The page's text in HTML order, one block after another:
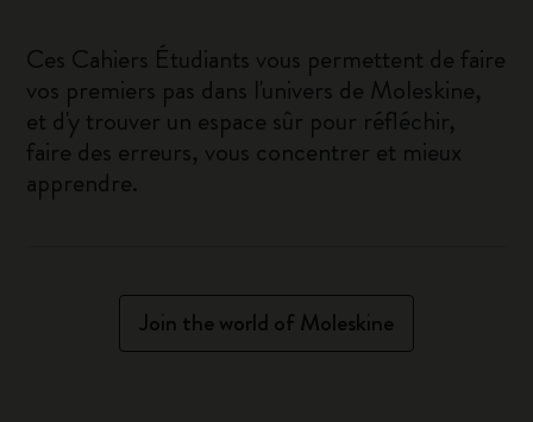
Ces Cahiers Étudiants vous permettent de faire
vos premiers pas dans l'univers de Moleskine,
et d'y trouver un espace sûr pour réfléchir,
faire des erreurs, vous concentrer et mieux
apprendre.
Join the world of Moleskine